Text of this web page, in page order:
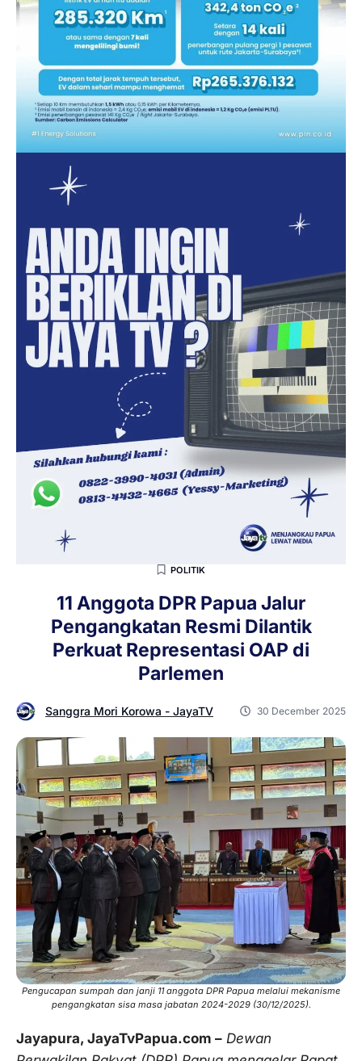
POLITIK
11 Anggota DPR Papua Jalur
Pengangkatan Resmi Dilantik
Perkuat Representasi OAP di
Parlemen
Sanggra Mori Korowa - JayaTV 30 December 2025
Pengucapan sumpah dan janji 11 anggota DPR Papua melalui mekanisme
pengangkatan sisa masa jabatan 2024-2029 (30/12/2025).
Jayapura, JayaTvPapua.com – Dewan